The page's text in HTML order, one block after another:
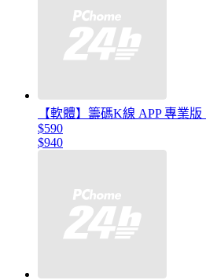
【軟體】籌碼K線 APP 專業
$590
$940